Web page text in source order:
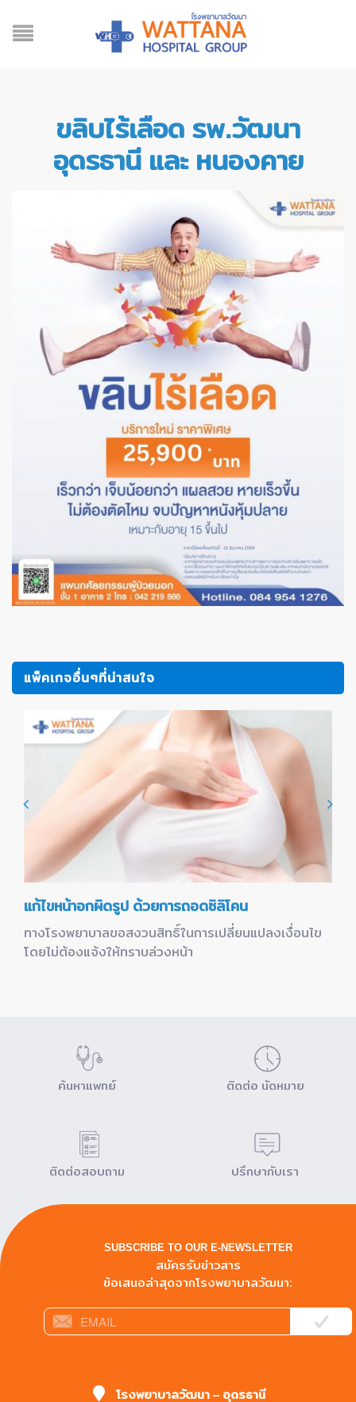
ขลิบไร้เลือด รพ.วัฒนา
อุดรธานี และ หนองคาย
แพ็คเกจอื่นๆที่น่าสนใจ
แก้ไขหน้าอกผิดรูป ด้วยการถอดซิลิโคน
ทางโรงพยาบาลขอสงวนสิทธิ์ในการเปลี่ยนแปลงเงื่อนไข
โดยไม่ต้องแจ้งให้ทราบล่วงหน้า
ค้นหาแพทย์ ติดต่อ นัดหมาย
ติดต่อสอบถาม ปรึกษากับเรา
SUBSCRIBE TO OUR E-NEWSLETTER
สมัครรับข่าวสาร
ข้อเสนอล่าสุดจากโรงพยาบาลวัฒนา:
โรงพยาบาลวัฒนา – อุดรธานี